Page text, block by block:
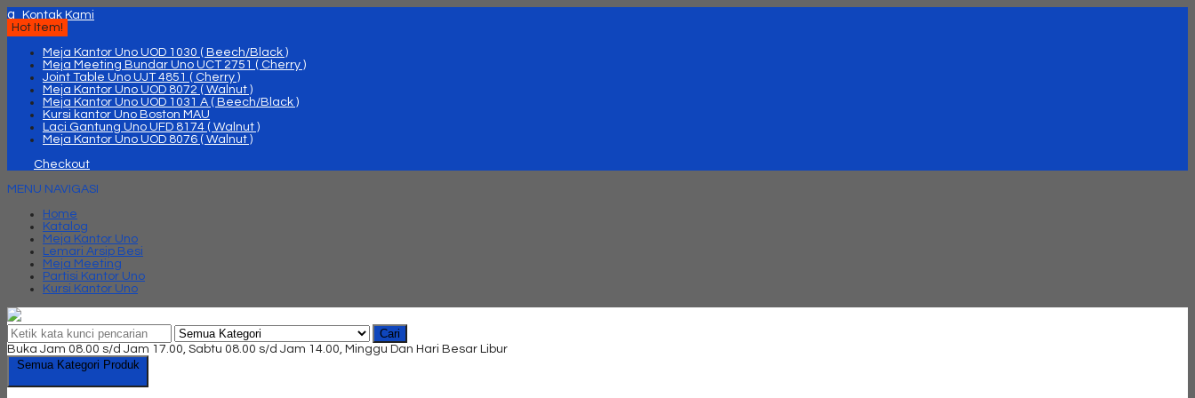
q
Kontak Kami
Hot Item!
Meja Kantor Uno UOD 1030 ( Beech/Black )
Meja Meeting Bundar Uno UCT 2751 ( Cherry )
Joint Table Uno UJT 4851 ( Cherry )
Meja Kantor Uno UOD 8072 ( Walnut )
Meja Kantor Uno UOD 1031 A ( Beech/Black )
Kursi kantor Uno Boston MAU
Laci Gantung Uno UFD 8174 ( Walnut )
Meja Kantor Uno UOD 8076 ( Walnut )
Checkout
MENU NAVIGASI
Home
Katalog
Meja Kantor Uno
Lemari Arsip Besi
Meja Meeting
Partisi Kantor Uno
Kursi Kantor Uno
Cari
Buka Jam 08.00 s/d Jam 17.00, Sabtu 08.00 s/d Jam 14.00, Minggu Dan Hari Besar Libur
Semua Kategori Produk